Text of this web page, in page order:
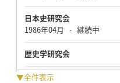
日本史研究会
1986年04月
- 継続中
歴史学研究会
▼全件表示